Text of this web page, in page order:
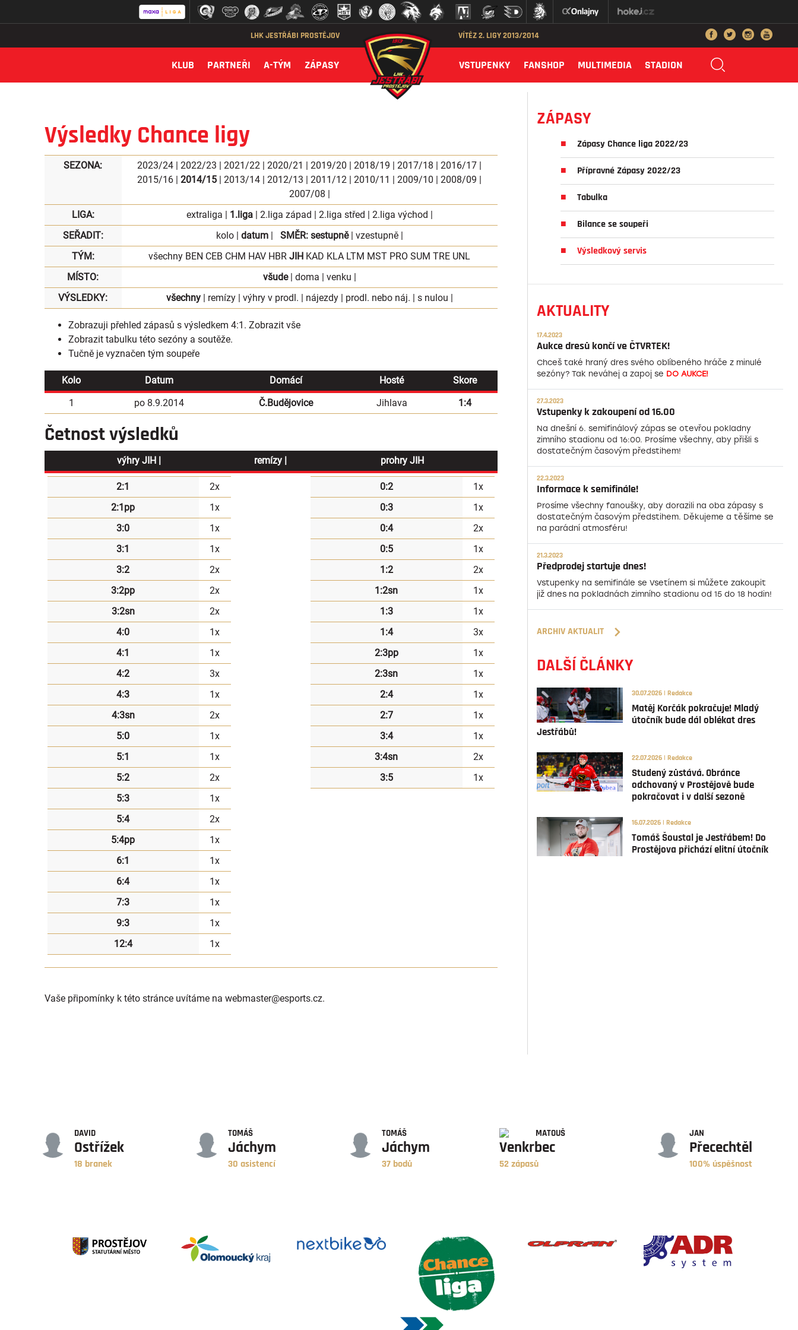
LHK JESTŘÁBI PROSTĚJOV VÍTĚZ 2. LIGY 2013/2014
KLUB PARTNEŘI A-TÝM ZÁPASY VSTUPENKY FANSHOP MULTIMEDIA STADION
Výsledky Chance ligy
SEZONA: 2023/24 | 2022/23 | 2021/22 | 2020/21 | 2019/20 | 2018/19 | 2017/18 | 2016/17 |
2015/16 | 2014/15 | 2013/14 | 2012/13 | 2011/12 | 2010/11 | 2009/10 | 2008/09 |
2007/08 |
LIGA:
extraliga | 1.liga| 2.liga západ | 2.liga střed | 2.liga východ |
SEŘADIT:
kolo| datum| SMĚR: sestupně| vzestupně|
TÝM:
všechny BEN CEB CHM HAV HBR JIH KAD KLA LTM MST PRO SUM TRE UNL
MÍSTO:
všude| doma | venku |
VÝSLEDKY:
všechny| remízy| výhry v prodl. | nájezdy| prodl. nebo náj. | s nulou |
Zobrazuji přehled zápasů s výsledkem 4:1. Zobrazit vše
Zobrazit tabulku této sezóny a soutěže.
Tučně je vyznačen tým soupeře
Kolo Datum Domácí Hosté
Skore
1
po 8.9.2014 Č.Budějovice Jihlava 1:4
Četnost výsledků
výhry JIH | remízy | prohry JIH
2:1
2x
2:1pp
1x
3:0
1x
3:1
1x
3:2
2x
3:2pp
2x
3:2sn
2x
4:0
1x
4:1
1x
4:2
3x
4:3
1x
4:3sn
2x
5:0
1x
5:1
1x
5:2
2x
5:3
1x
5:4
2x
5:4pp
1x
6:1
1x
6:4
1x
7:3
1x
9:3
1x
12:4
1x
0:2
1x
0:3
1x
0:4
2x
0:5
1x
1:2
2x
1:2sn
1x
1:3
1x
1:4
3x
2:3pp
1x
2:3sn
1x
2:4
1x
2:7
1x
3:4
1x
3:4sn
2x
3:5
1x
Vaše připomínky k této stránce uvítáme na webmaster@esports.cz.
ZÁPASY
Zápasy Chance liga 2022/23
Přípravné Zápasy 2022/23
Tabulka
Bilance se soupeři
Výsledkový servis
AKTUALITY
17.4.2023
Aukce dresů končí ve ČTVRTEK!
Chceš také hraný dres svého oblíbeného hráče z minulé
sezóny? Tak neváhej a zapoj se DO AUKCE!
27.3.2023
Vstupenky k zakoupení od 16.00
Na dnešní 6. semifinálový zápas se otevřou pokladny
zimního stadionu od 16:00. Prosíme všechny, aby přišli s
dostatečným časovým předstihem!
22.3.2023
Informace k semifinále!
Prosíme všechny fanoušky, aby dorazili na oba zápasy s
dostatečným časovým předstihem. Děkujeme a těšíme se
na parádní atmosféru!
21.3.2023
Předprodej startuje dnes!
Vstupenky na semifinále se Vsetínem si můžete zakoupit
již dnes na pokladnách zimního stadionu od 15 do 18 hodin!
ARCHIV AKTUALIT
DALŠÍ ČLÁNKY
30.07.2026 | Redakce
Matěj Korčák pokračuje! Mladý
útočník bude dál oblékat dres
Jestřábů!
22.07.2026 | Redakce
Studený zůstává. Obránce
odchovaný v Prostějově bude
pokračovat i v další sezoně
16.07.2026 | Redakce
Tomáš Šoustal je Jestřábem! Do
Prostějova přichází elitní útočník
DAVID
Ostřížek
18 branek
TOMÁŠ
Jáchym
30 asistencí
TOMÁŠ
Jáchym
37 bodů
MATOUŠ
Venkrbec
52 zápasů
JAN
Přecechtěl
100% úspěšnost